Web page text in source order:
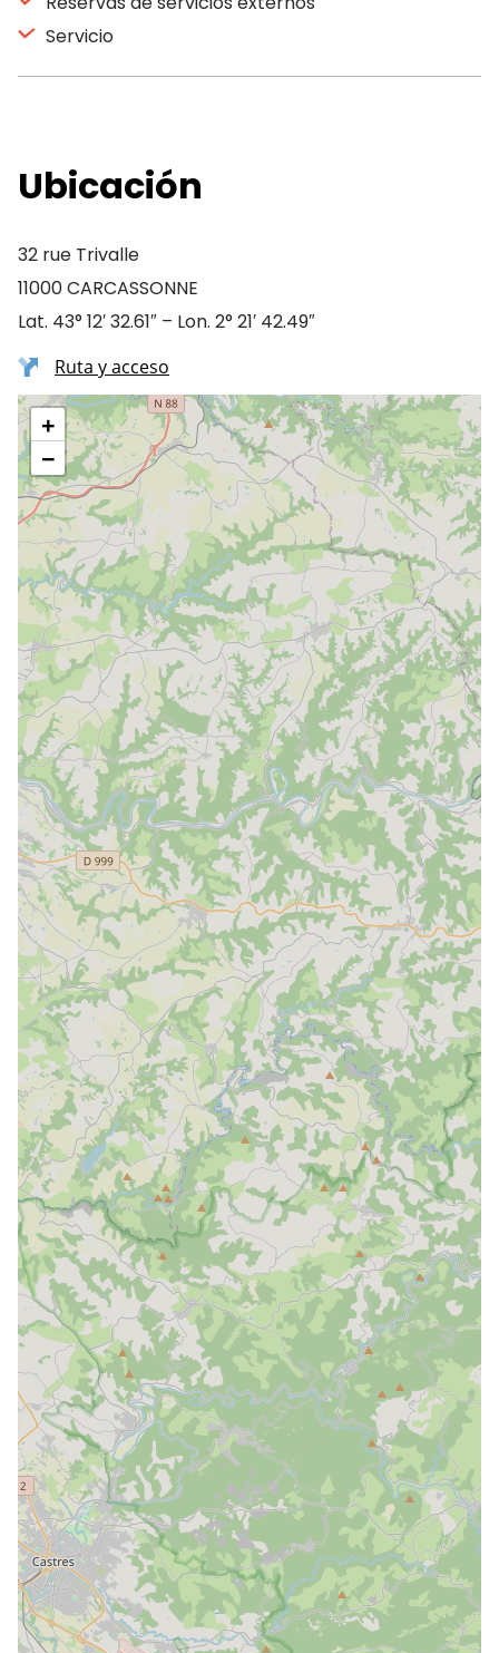
Servicio
Ubicación
32 rue Trivalle
11000 CARCASSONNE
Lat. 43° 12′ 32.61″ – Lon. 2° 21′ 42.49″
Ruta y acceso
+
−